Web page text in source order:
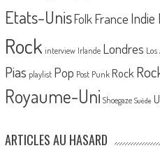
Etats-UnisFolk France Indie
Rock interview Irlande Londres Los
Pias playlist Pop Post Punk Rock
Royaume-Uni Shoegaze Suède
ARTICLES AU HASARD